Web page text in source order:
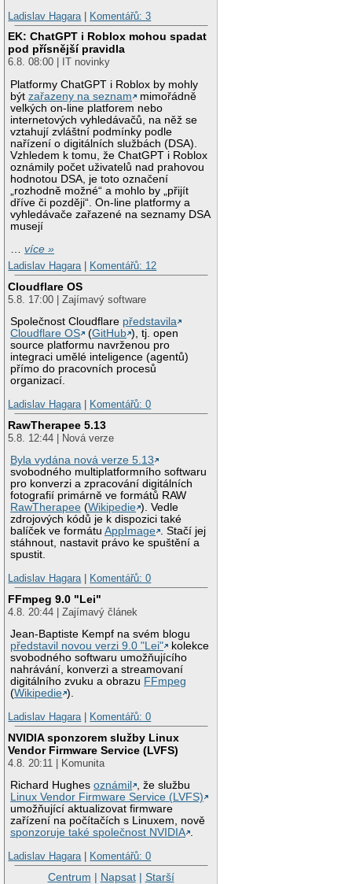
Ladislav Hagara | Komentářů: 3
EK: ChatGPT i Roblox mohou spadat
pod přísnější pravidla
6.8. 08:00 | IT novinky
Platformy ChatGPT i Roblox by mohly
býtzařazeny na seznam
mimořádně
velkých on-line platforem nebo
internetových vyhledávačů, na něž se
vztahují zvláštní podmínky podle
nařízení o digitálních službách (DSA).
Vzhledem k tomu, že ChatGPT i Roblox
oznámily počet uživatelů nad prahovou
hodnotou DSA, je toto označení
„rozhodně možné“ a mohlo by „přijít
dříve či později“. On-line platformy a
vyhledávače zařazené na seznamy DSA
musejí
…více »
Ladislav Hagara| Komentářů: 12
Cloudflare OS
5.8. 17:00 | Zajímavý software
Společnost Cloudflare představila
Cloudflare OS
(GitHub ), tj. open
source platformu navrženou pro
integraci umělé inteligence (agentů)
přímo do pracovních procesů
organizací.
Ladislav Hagara| Komentářů: 0
RawTherapee 5.13
5.8. 12:44 | Nová verze
Byla vydána nová verze 5.13
svobodného multiplatformního softwaru
pro konverzi a zpracování digitálních
fotografií primárně ve formátů RAW
RawTherapee (Wikipedie ). Vedle
zdrojových kódů je k dispozici také
balíček ve formátuAppImage . Stačí jej
stáhnout, nastavit právo ke spuštění a
spustit.
Ladislav Hagara| Komentářů: 0
FFmpeg 9.0 "Lei"
4.8. 20:44 | Zajímavý článek
Jean-Baptiste Kempf na svém blogu
představil novou verzi 9.0 "Lei"
kolekce
svobodného softwaru umožňujícího
nahrávání, konverzi a streamovaní
digitálního zvuku a obrazu FFmpeg
(Wikipedie ).
Ladislav Hagara| Komentářů: 0
NVIDIA sponzorem služby Linux
Vendor Firmware Service (LVFS)
4.8. 20:11 | Komunita
Richard Hughesoznámil
, že službu
Linux Vendor Firmware Service (LVFS)
umožňující aktualizovat firmware
zařízení na počítačích s Linuxem, nově
sponzoruje také společnost NVIDIA .
Ladislav Hagara| Komentářů: 0
Centrum | Napsat| Starší